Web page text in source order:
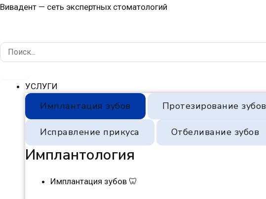
Перейти
Вивадент — сеть экспертных стоматологий
УСЛУГИ
Имплантация зубов Протезирование зубов
Исправление прикуса Отбеливание зубов
Имплантология
Имплантация зубов 🦷
Навигация